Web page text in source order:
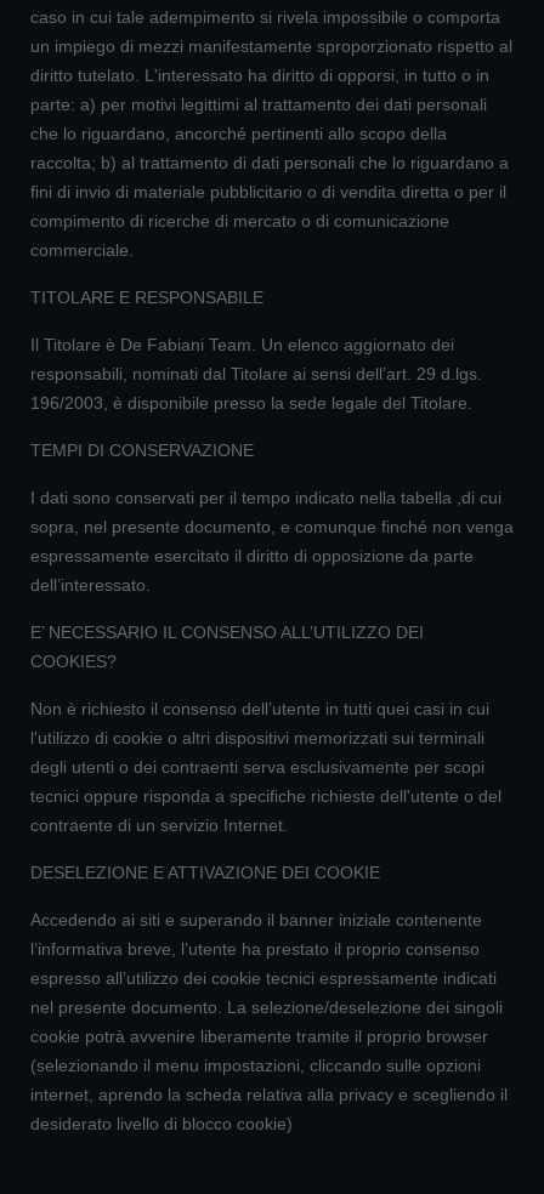
caso in cui tale adempimento si rivela impossibile o comporta
un impiego di mezzi manifestamente sproporzionato rispetto al
diritto tutelato. L'interessato ha diritto di opporsi, in tutto o in
parte: a) per motivi legittimi al trattamento dei dati personali
che lo riguardano, ancorché pertinenti allo scopo della
raccolta; b) al trattamento di dati personali che lo riguardano a
fini di invio di materiale pubblicitario o di vendita diretta o per il
compimento di ricerche di mercato o di comunicazione
commerciale.
TITOLARE E RESPONSABILE
Il Titolare è De Fabiani Team. Un elenco aggiornato dei
responsabili, nominati dal Titolare ai sensi dell’art. 29 d.lgs.
196/2003, è disponibile presso la sede legale del Titolare.
TEMPI DI CONSERVAZIONE
I dati sono conservati per il tempo indicato nella tabella ,di cui
sopra, nel presente documento, e comunque finché non venga
espressamente esercitato il diritto di opposizione da parte
dell’interessato.
E’ NECESSARIO IL CONSENSO ALL’UTILIZZO DEI
COOKIES?
Non è richiesto il consenso dell’utente in tutti quei casi in cui
l'utilizzo di cookie o altri dispositivi memorizzati sui terminali
degli utenti o dei contraenti serva esclusivamente per scopi
tecnici oppure risponda a specifiche richieste dell'utente o del
contraente di un servizio Internet.
DESELEZIONE E ATTIVAZIONE DEI COOKIE
Accedendo ai siti e superando il banner iniziale contenente
l’informativa breve, l’utente ha prestato il proprio consenso
espresso all’utilizzo dei cookie tecnici espressamente indicati
nel presente documento. La selezione/deselezione dei singoli
cookie potrà avvenire liberamente tramite il proprio browser
(selezionando il menu impostazioni, cliccando sulle opzioni
internet, aprendo la scheda relativa alla privacy e scegliendo il
desiderato livello di blocco cookie)